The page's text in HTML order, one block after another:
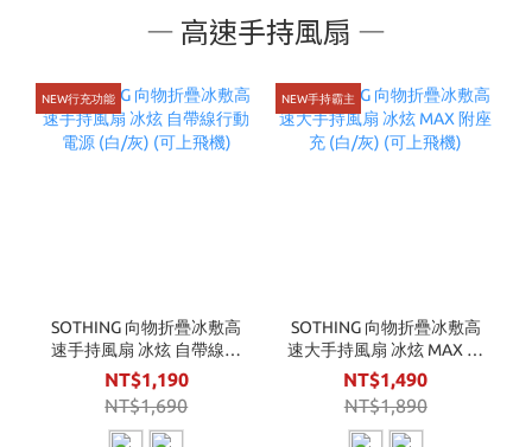
— 高速手持風扇 —
NEW行充功能
SOTHING 向物折疊冰敷高
速手持風扇 冰炫 自帶線行
動電源 (白/灰) (可上飛機)
NT$1,190
NT$1,690
NEW手持霸主
SOTHING 向物折疊冰敷高
速大手持風扇 冰炫 MAX 附
座充 (白/灰) (可上飛機)
NT$1,490
NT$1,890